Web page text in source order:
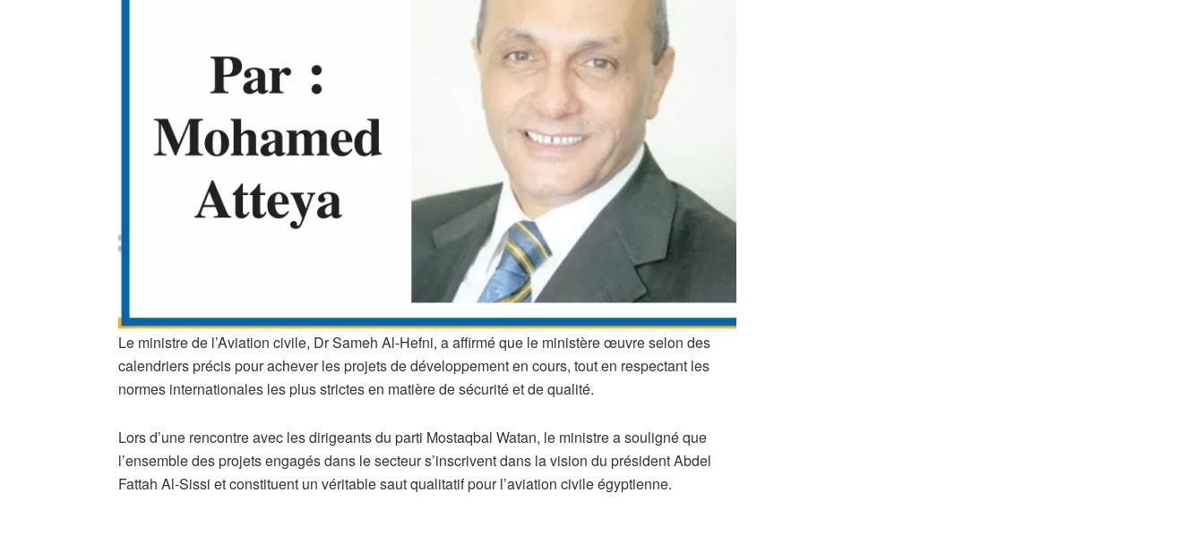
Le ministre de l’Aviation civile, Dr Sameh Al-Hefni, a affirmé que le ministère œuvre selon des
calendriers précis pour achever les projets de développement en cours, tout en respectant les
normes internationales les plus strictes en matière de sécurité et de qualité.
Lors d’une rencontre avec les dirigeants du parti Mostaqbal Watan, le ministre a souligné que
l’ensemble des projets engagés dans le secteur s’inscrivent dans la vision du président Abdel
Fattah Al-Sissi et constituent un véritable saut qualitatif pour l’aviation civile égyptienne.